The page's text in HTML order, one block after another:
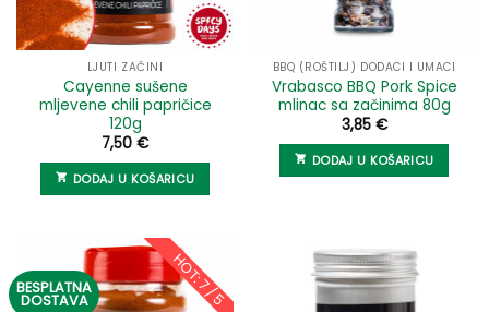
LJUTI ZAČINI
Cayenne sušene
mljevene chili papričice
120g
7,50 €
DODAJ U KOŠARICU
BBQ (ROŠTILJ) DODACI I UMACI
Vrabasco BBQ Pork Spice
mlinac sa začinima 80g
3,85 €
DODAJ U KOŠARICU
BESPLATNA
DOSTAVA HOT: 7 / 5